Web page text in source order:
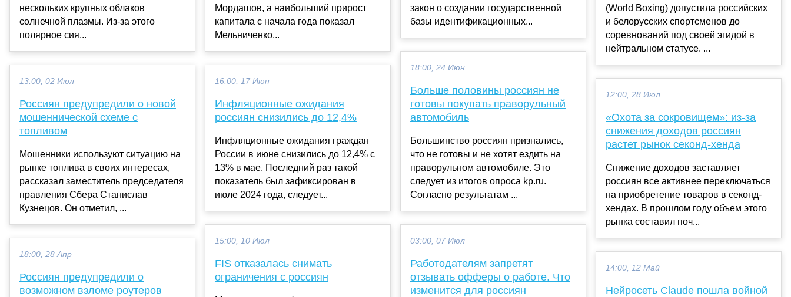
нескольких крупных облаков
солнечной плазмы. Из-за этого
полярное сия...
13:00, 02 Июл
Россиян предупредили о новой
мошеннической схеме с
топливом
Мошенники используют ситуацию на
рынке топлива в своих интересах,
рассказал заместитель председателя
правления Сбера Станислав
Кузнецов. Он отметил, ...
18:00, 28 Апр
Россиян предупредили о
возможном взломе роутеров
Мордашов, а наибольший прирост
капитала с начала года показал
Мельниченко...
16:00, 17 Июн
Инфляционные ожидания
россиян снизились до 12,4%
Инфляционные ожидания граждан
России в июне снизились до 12,4% с
13% в мае. Последний раз такой
показатель был зафиксирован в
июле 2024 года, следует...
15:00, 10 Июл
FIS отказалась снимать
ограничения с россиян
закон о создании государственной
базы идентификационных...
18:00, 24 Июн
Больше половины россиян не
готовы покупать праворульный
автомобиль
Большинство россиян признались,
что не готовы и не хотят ездить на
праворульном автомобиле. Это
следует из итогов опроса kp.ru.
Согласно результатам ...
03:00, 07 Июл
Работодателям запретят
отзывать офферы о работе. Что
изменится для россиян
(World Boxing) допустила российских
и белорусских спортсменов до
соревнований под своей эгидой в
нейтральном статусе. ...
12:00, 28 Июл
«Охота за сокровищем»: из-за
снижения доходов россиян
растет рынок секонд-хенда
Снижение доходов заставляет
россиян все активнее переключаться
на приобретение товаров в секонд-
хендах. В прошлом году объем этого
рынка составил поч...
14:00, 12 Май
Нейросеть Claude пошла войной